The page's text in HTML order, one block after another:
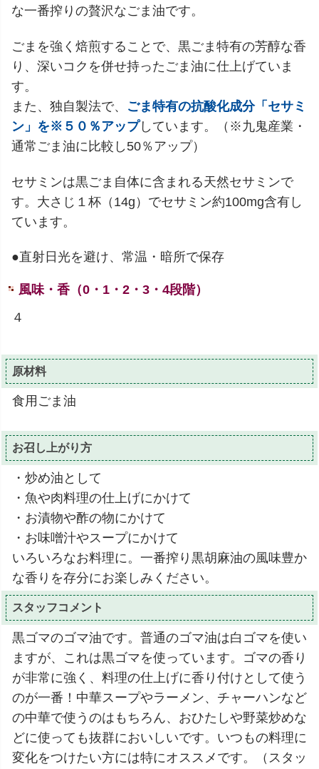
な一番搾りの贅沢なごま油です。
ごまを強く焙煎することで、黒ごま特有の芳醇な香
り、深いコクを併せ持ったごま油に仕上げていま
す。
また、独自製法で、 ごま特有の抗酸化成分「セサミ
ン」を※５０％アップしています。（※九鬼産業・
通常ごま油に比較し50％アップ）
セサミンは黒ごま自体に含まれる天然セサミンで
す。大さじ１杯（14g）でセサミン約100mg含有し
ています。
●直射日光を避け、常温・暗所で保存
風味・香（0・1・2・3・4段階）
４
原材料
食用ごま油
お召し上がり方
・炒め油として
・魚や肉料理の仕上げにかけて
・お漬物や酢の物にかけて
・お味噌汁やスープにかけて
いろいろなお料理に。一番搾り黒胡麻油の風味豊か
な香りを存分にお楽しみください。
スタッフコメント
黒ゴマのゴマ油です。普通のゴマ油は白ゴマを使い
ますが、これは黒ゴマを使っています。ゴマの香り
が非常に強く、料理の仕上げに香り付けとして使う
のが一番！中華スープやラーメン、チャーハンなど
の中華で使うのはもちろん、おひたしや野菜炒めな
どに使っても抜群においしいです。いつもの料理に
変化をつけたい方には特にオススメです。（スタッ